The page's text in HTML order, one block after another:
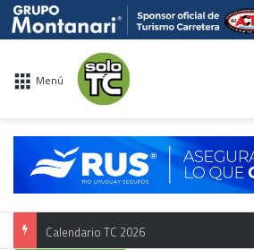
Menú
Calendario TC 2026